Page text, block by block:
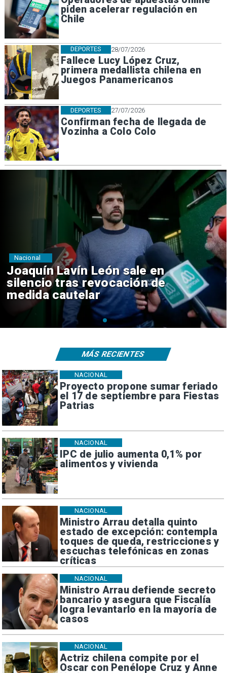
piden acelerar regulación en
Chile
28/07/2026
Fallece Lucy López Cruz,
primera medallista chilena en
Juegos Panamericanos
DEPORTES
27/07/2026
Confirman fecha de llegada de
Vozinha a Colo Colo
DEPORTES
Chile y Venezuela formalizan
reinicio de relaciones
consulares
Nacional
Proyecto propone sumar feriado
el 17 de septiembre para Fiestas
Patrias
NACIONAL
IPC de julio aumenta 0,1% por
alimentos y vivienda
NACIONAL
Ministro Arrau detalla quinto
estado de excepción: contempla
toques de queda, restricciones y
escuchas telefónicas en zonas
críticas
NACIONAL
Ministro Arrau defiende secreto
bancario y asegura que Fiscalía
logra levantarlo en la mayoría de
casos
NACIONAL
Actriz chilena compite por el
Oscar con Penélope Cruz y Anne
NACIONAL
MÁS RECIENTES